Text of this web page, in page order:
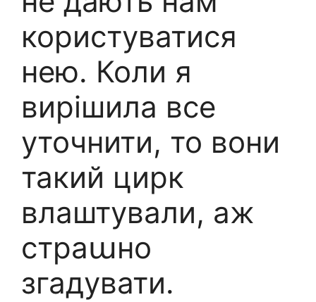
користуватися
нею. Коли я
вирішила все
уточнити, то вони
такий цирк
влаштували, аж
страաно
згадувати.